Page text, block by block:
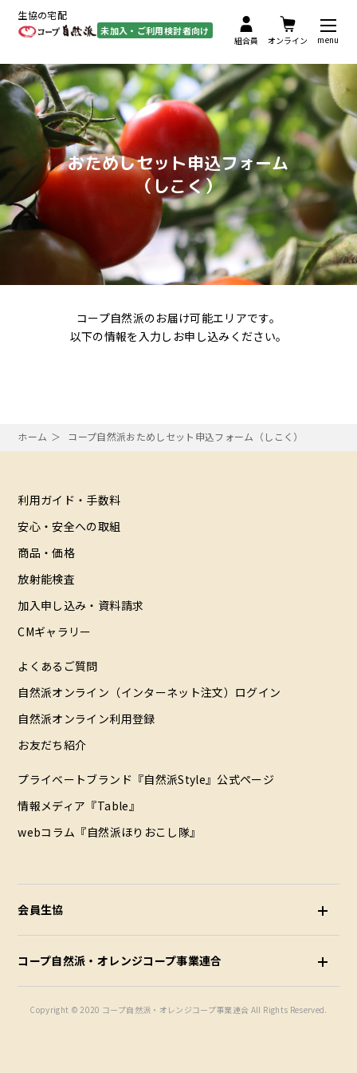
組合員 オンライン menu
生協の宅配
未加入・ご利用検討者向け
おためしセット申込フォーム
（しこく）
コープ自然派のお届け可能エリアです。
以下の情報を入力しお申し込みください。
ホーム コープ自然派おためしセット申込フォーム（しこく）
利用ガイド・手数料
安心・安全への取組
商品・価格
放射能検査
加入申し込み・資料請求
CMギャラリー
よくあるご質問
自然派オンライン（インターネット注文）ログイン
自然派オンライン利用登録
お友だち紹介
プライベートブランド『自然派Style』公式ページ
情報メディア『Table』
webコラム『自然派ほりおこし隊』
会員生協
コープ自然派・オレンジコープ事業連合
Copyright © 2020 コープ自然派・オレンジコープ事業連合 All Rights Reserved.